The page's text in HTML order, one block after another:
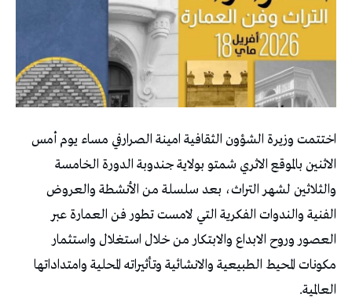
اختتمت وزيرة الشؤون الثقافية امينة الصرارفي مساء يوم أمس
الاثنين بالموقع الاثري شمتو بولاية جندوبة الدورة الخامسة
والثلاثين لشهر التراث، بعد سلسلة من الأنشطة والعروض
الفنية والندوات الفكرية التي لامست تطور فن العمارة عبر
العصور وروح الابداع والابتكار من خلال استغلال واستثمار
مكونات المحيط الطبيعية والانشائية وتأثيراته المحلية وامتداداتها
العالمية.